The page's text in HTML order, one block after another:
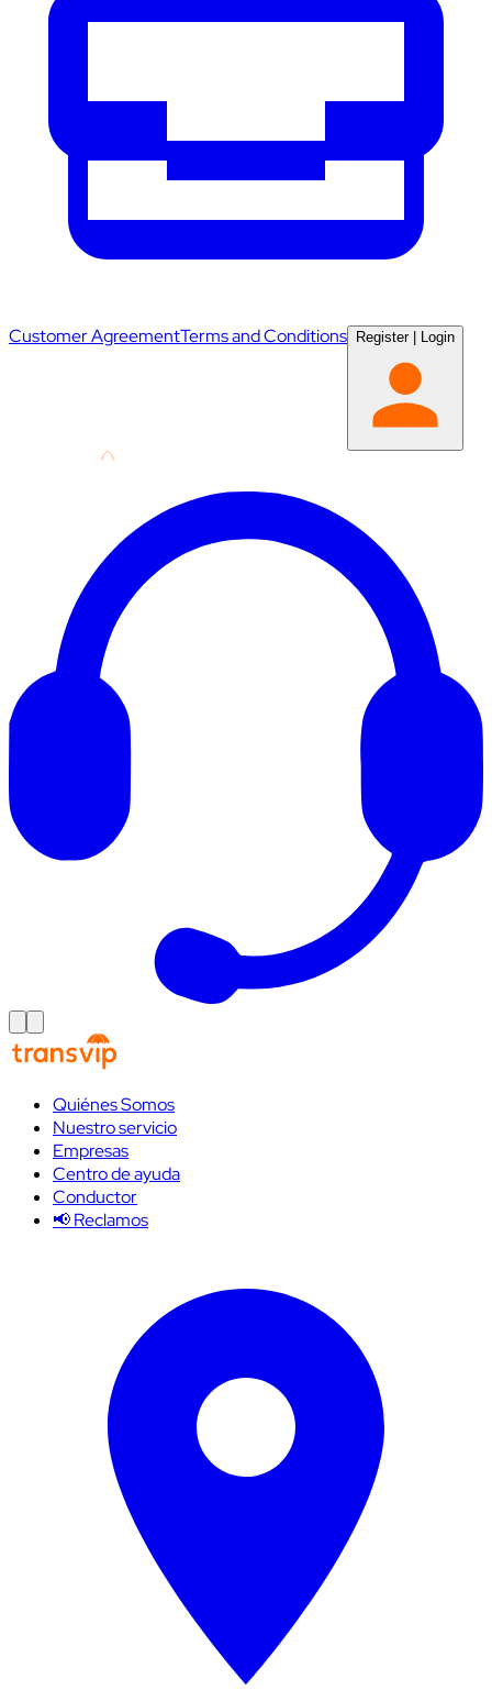
Customer AgreementTerms and Conditions Register| Login
Quiénes Somos
Nuestro servicio
Empresas
Centro de ayuda
Conductor
📢 Reclamos